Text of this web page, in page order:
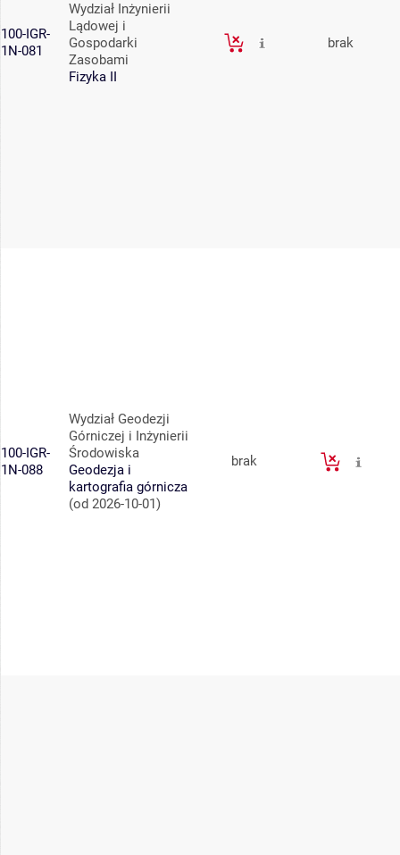
100-IGR-
1N-081
Wydział Inżynierii
Lądowej i
Gospodarki
Zasobami
Fizyka II
brak
100-IGR-
1N-088
Wydział Geodezji
Górniczej i Inżynierii
Środowiska
Geodezja i
kartografia górnicza
(od 2026-10-01)
brak